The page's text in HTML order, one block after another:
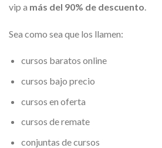
vip a más del 90% de descuento
Sea como sea que los llamen:
cursos baratos online
cursos bajo precio
cursos en oferta
cursos de remate
conjuntas de cursos